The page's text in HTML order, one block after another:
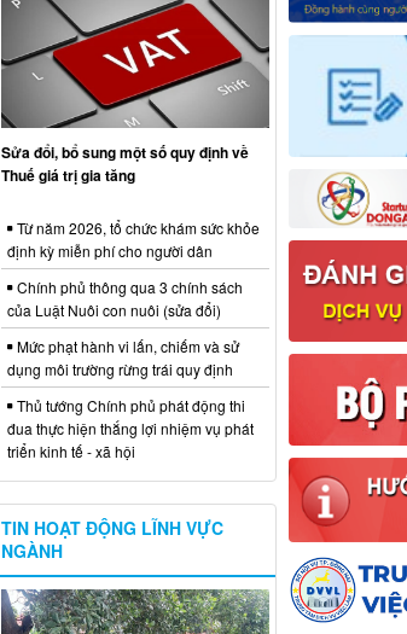
Sửa đổi, bổ sung một số quy định về
Thuế giá trị gia tăng
Từ năm 2026, tổ chức khám sức khỏe
định kỳ miễn phí cho người dân
Chính phủ thông qua 3 chính sách
của Luật Nuôi con nuôi (sửa đổi)
Mức phạt hành vi lấn, chiếm và sử
dụng môi trường rừng trái quy định
Thủ tướng Chính phủ phát động thi
đua thực hiện thắng lợi nhiệm vụ phát
triển kinh tế - xã hội
TIN HOẠT ĐỘNG LĨNH VỰC
NGÀNH